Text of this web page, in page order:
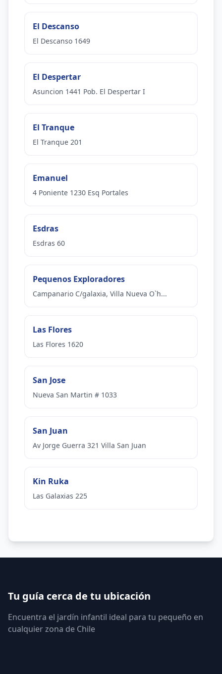
El Descanso
El Descanso 1649
El Despertar
Asuncion 1441 Pob. El Despertar I
El Tranque
El Tranque 201
Emanuel
4 Poniente 1230 Esq Portales
Esdras
Esdras 60
Pequenos Exploradores
Campanario C/galaxia, Villa Nueva O`h...
Las Flores
Las Flores 1620
San Jose
Nueva San Martin # 1033
San Juan
Av Jorge Guerra 321 Villa San Juan
Kin Ruka
Las Galaxias 225
Tu guía cerca de tu ubicación
Encuentra el jardín infantil ideal para tu pequeño en
cualquier zona de Chile